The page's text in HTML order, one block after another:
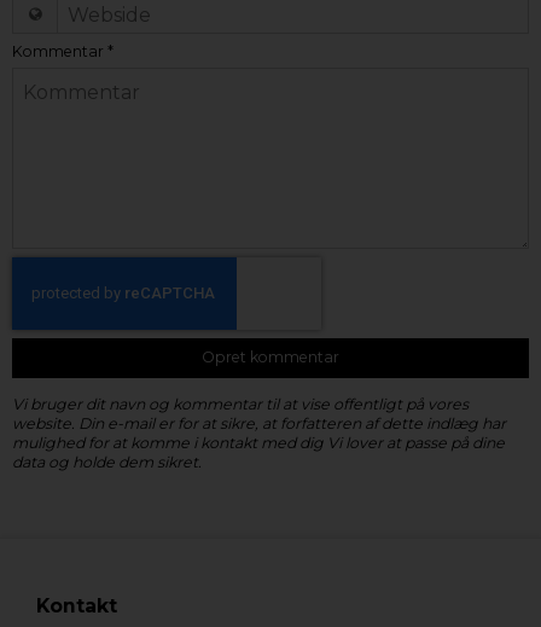
Kommentar *
Opret kommentar
Vi bruger dit navn og kommentar til at vise offentligt på vores
website. Din e-mail er for at sikre, at forfatteren af dette indlæg har
mulighed for at komme i kontakt med dig Vi lover at passe på dine
data og holde dem sikret.
Kontakt